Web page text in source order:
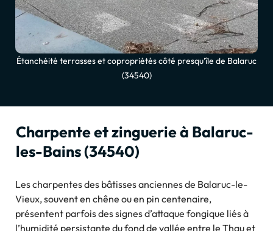
Étanchéité terrasses et copropriétés côté presqu'île de Balaruc
(34540)
Charpente et zinguerie à Balaruc-
les-Bains (34540)
Les charpentes des bâtisses anciennes de Balaruc-le-
Vieux, souvent en chêne ou en pin centenaire,
présentent parfois des signes d’attaque fongique liés à
l’humidité persistante du fond de vallée entre le Thau et